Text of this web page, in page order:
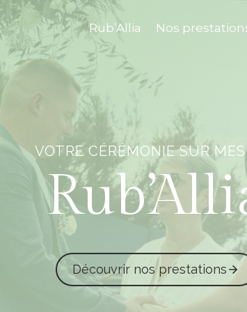
Rub’Allia Nos
VOTRE CÉRÉMONIE SUR
Découvrir nos prestations